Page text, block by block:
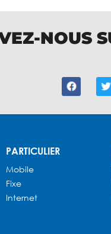
NOUS
PARTICULIER
Mobile
Fixe
Internet